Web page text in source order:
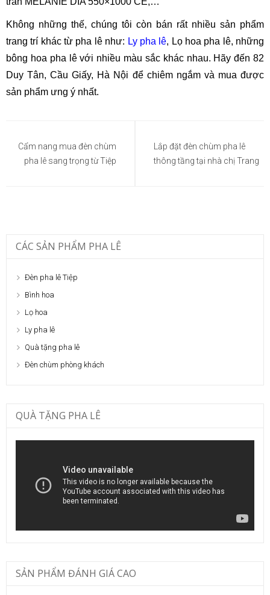
Không những thế, chúng tôi còn bán rất nhiều sản phẩm
trang trí khác từ pha lê như: Ly pha lê, Lọ hoa pha lê, những
bông hoa pha lê với nhiều màu sắc khác nhau. Hãy đến 82
Duy Tân, Cầu Giấy, Hà Nội để chiêm ngắm và mua được
sản phẩm ưng ý nhất.
hướng
bài
Cẩm nang mua đèn chùm
pha lê sang trọng từ Tiệp
Lắp đặt đèn chùm pha lê
thông tầng tại nhà chị Trang
CÁC SẢN PHẨM PHA LÊ
Đèn pha lê Tiệp
Bình hoa
Lọ hoa
Ly pha lê
Quà tặng pha lê
Đèn chùm phòng khách
QUÀ TẶNG PHA LÊ
SẢN PHẨM ĐÁNH GIÁ CAO